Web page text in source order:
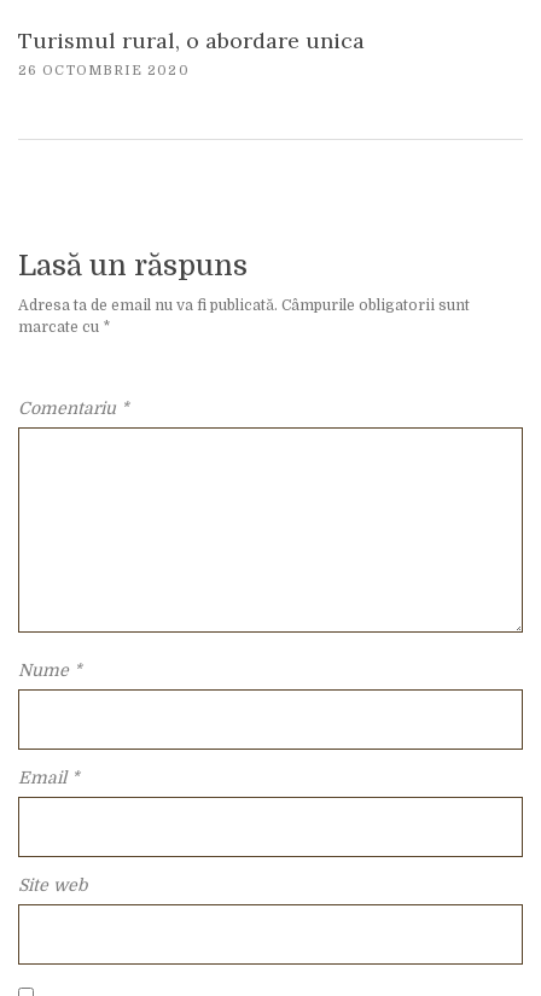
Turismul rural, o abordare unica
26 OCTOMBRIE 2020
Lasă un răspuns
Adresa ta de email nu va fi publicată. Câmpurile obligatorii sunt
marcate cu *
Comentariu *
Nume *
Email *
Site web